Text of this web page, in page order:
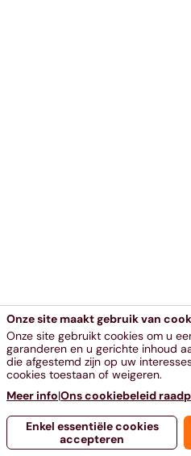
Onze site maakt gebruik van
Onze site gebruikt cookies om u
garanderen en u gerichte inhoud
die afgestemd zijn op uw
cookies toestaan of weigeren.
Enkel essentiële cookies
accepteren
Meer info|Ons cookiebeleid